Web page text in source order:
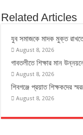
Related Articles
যুব সমাজকে মাদক মুক্ত
August 8, 2026
‎গাবতলীতে শিক্ষার মান
August 8, 2026
শিবগঞ্জে প্রয়াত শিক্ষকদের
August 8, 2026